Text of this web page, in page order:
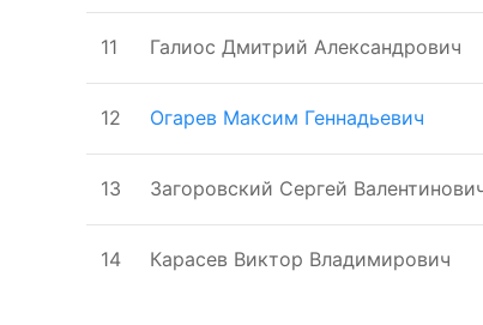
11 Галиос Дмитрий Александрович
12 Огарев Максим Геннадьевич
13 Загоровский Сергей
14 Карасев Виктор Владимирович